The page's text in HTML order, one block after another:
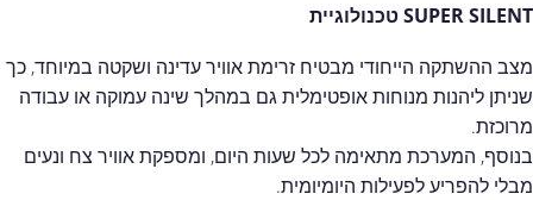
SUPER SILENT טכנולוגיית
מצב ההשתקה הייחודי מבטיח זרימת אוויר עדינה ושקטה במיוחד, כך
שניתן ליהנות מנוחות אופטימלית גם במהלך שינה עמוקה או עבודה
מרוכזת.
בנוסף, המערכת מתאימה לכל שעות היום, ומספקת אוויר צח ונעים
מבלי להפריע לפעילות היומיומית.